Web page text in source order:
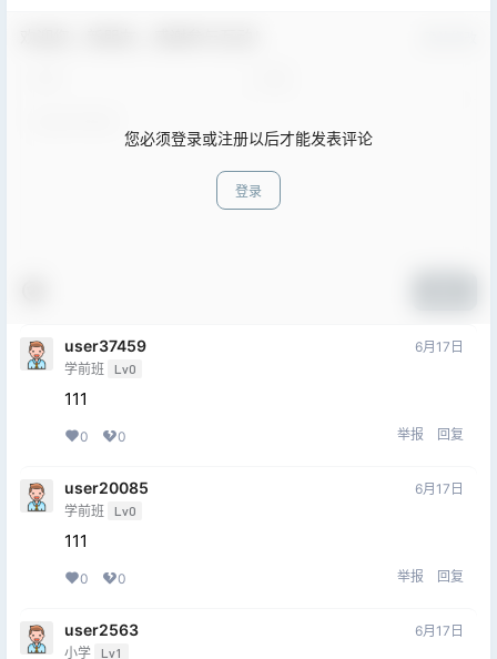
您必须登录或注册以后才能发表评论
登录
user37459
学前班 Lv0
6月17日
111
0 0 举报 回复
user20085
学前班 Lv0
6月17日
111
0 0 举报 回复
user2563
小学 Lv1
6月17日